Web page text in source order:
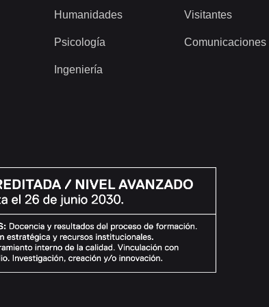
Humanidades
Psicología
Ingeniería
Visitantes
Comunicaciones